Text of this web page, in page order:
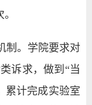
制。学院要求对
诉求，做到“当
累计完成实验室